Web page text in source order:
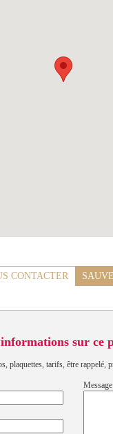
CONTACTER
sur ce
plaquettes, tarifs, être rappelé,
Message